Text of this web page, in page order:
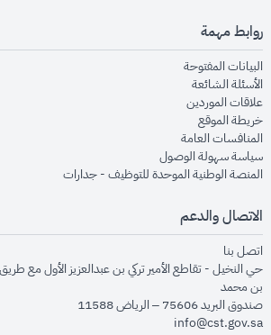
روابط مهمة
البيانات المفتوحةopens in new window
الأسئلة الشائعةopens in new window
علاقات الموردينopens in new window
خريطة الموقعopens in new window
المنافسات العامةopens in new window
سياسة سهولة الوصولopens in new window
المنصة الوطنية الموحدة للتوظيف - جداراتwindow
الاتصال والدعم
اتصل بنا
حي النخيل - تقاطع الأمير تركي بن عبدالعزيز الأول مع
بن محمد
صندوق البريد 75606 – الرياض 11588
info@cst.gov.sa